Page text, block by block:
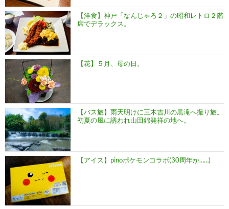
【洋食】神戸「なんじゃろ２」の昭和レトロ２階
席でデラックス。
【花】５月、母の日。
【バス旅】雨天明けに三木吉川の黒滝へ撮り旅。
初夏の風に誘われ山田錦発祥の地へ。
【アイス】pinoポケモンコラボ(30周年か……)